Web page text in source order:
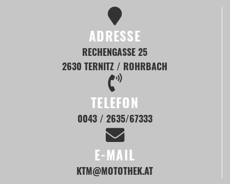
ADRESSE
RECHENGASSE 25
2630 TERNITZ / ROHRBACH
TELEFON
0043 / 2635/67333
E-MAIL
KTM@MOTOTHEK.AT